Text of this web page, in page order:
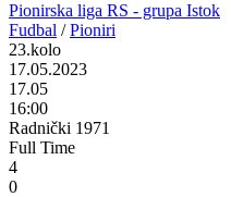
Pionirska liga RS - grupa Istok
Fudbal / Pioniri
23.kolo
17.05.2023
17.05
16:00
Radnički 1971
Full Time
4
0